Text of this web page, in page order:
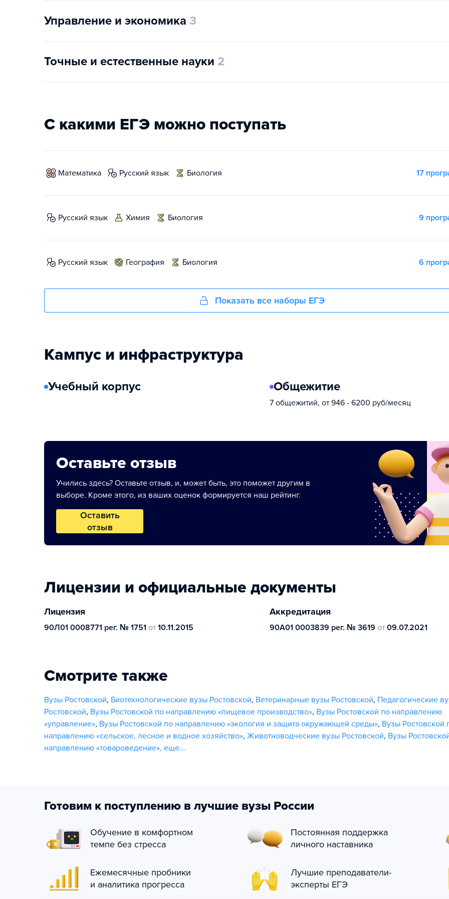
Управление и экономика 3
Точные и естественные науки 2
С какими ЕГЭ можно поступать
математика русский язык биология 17
русский язык химия биология 9
русский язык география биология 6
Показать все наборы ЕГЭ
Кампус и инфраструктура
Учебный корпус Общежитие
7 общежитий, от 946 - 6200 руб/месяц
Оставьте отзыв
Учились здесь? Оставьте отзыв, и, может быть, это поможет другим в
выборе. Кроме этого, из ваших оценок формируется наш рейтинг.
Оставить
отзыв
Лицензии и официальные документы
Лицензия
90Л01 0008771 рег. № 1751 от 10.11.2015
Аккредитация
90А01 0003839 рег. № 3619 от 09.07.2021
Смотрите также
Вузы Ростовской, Биотехнологические вузы Ростовской, Ветеринарные вузы Ростовской, Педагогические
Ростовской, Вузы Ростовской по направлению «пищевое производство», Вузы Ростовской по направлению
«управление», Вузы Ростовской по направлению «экология и защита окружающей среды», Вузы Ростовской
направлению «сельское, лесное и водное хозяйство», Животноводческие вузы Ростовской, Вузы
направлению «товароведение», еще...
Готовим к поступлению в лучшие вузы России
Обучение в комфортном
темпе без стресса
Постоянная поддержка
личного наставника
Ежемесячные пробники
и аналитика прогресса
Лучшие преподаватели-
эксперты ЕГЭ